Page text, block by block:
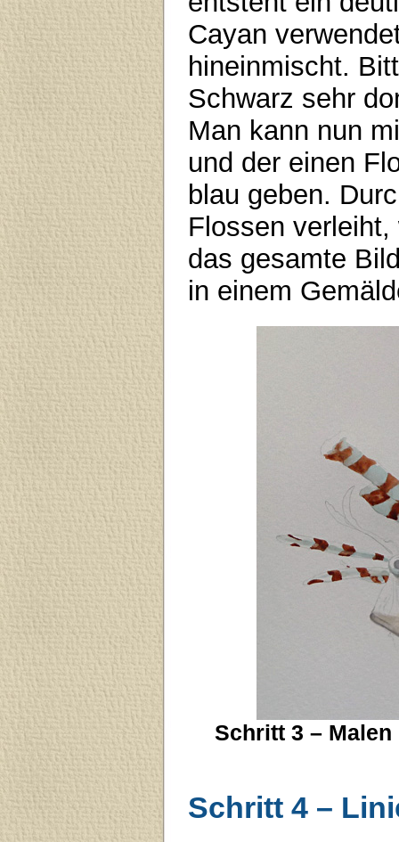
Cayan
hineinmischt.
Schwarz sehr
Man kann nun
und der einen
blau geben.
Flossen
das gesamte
in einem
Schritt 3 –
Schritt 4 –